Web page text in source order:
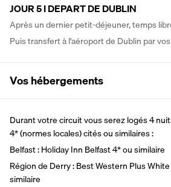
JOUR 5 I DEPART DE DUBLIN
Après un dernier petit-déjeuner, temps
Puis transfert à l'aéroport de Dublin par
Vos hébergements
Durant votre circuit vous serez logés 4
4* (normes locales) cités ou similaires :
Belfast : Holiday Inn Belfast 4* ou similaire
Région de Derry : Best Western Plus
similaire